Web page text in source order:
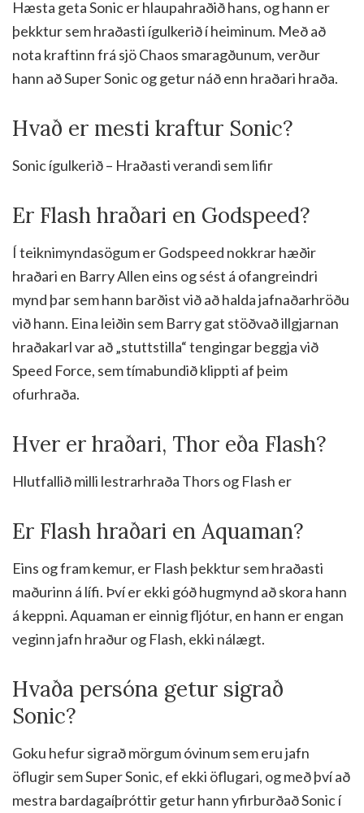
Hæsta geta Sonic er hlaupahraðið hans, og hann er
þekktur sem hraðasti ígulkerið í heiminum. Með að
nota kraftinn frá sjö Chaos smaragðunum, verður
hann að Super Sonic og getur náð enn hraðari hraða.
Hvað er mesti kraftur Sonic?
Sonic ígulkerið – Hraðasti verandi sem lifir
Er Flash hraðari en Godspeed?
Í teiknimyndasögum er Godspeed nokkrar hæðir
hraðari en Barry Allen eins og sést á ofangreindri
mynd þar sem hann barðist við að halda jafnaðarhröðu
við hann. Eina leiðin sem Barry gat stöðvað illgjarnan
hraðakarl var að „stuttstilla“ tengingar beggja við
Speed Force, sem tímabundið klippti af þeim
ofurhraða.
Hver er hraðari, Thor eða Flash?
Hlutfallið milli lestrarhraða Thors og Flash er
Er Flash hraðari en Aquaman?
Eins og fram kemur, er Flash þekktur sem hraðasti
maðurinn á lífi. Því er ekki góð hugmynd að skora hann
á keppni. Aquaman er einnig fljótur, en hann er engan
veginn jafn hraður og Flash, ekki nálægt.
Hvaða persóna getur sigrað
Sonic?
Goku hefur sigrað mörgum óvinum sem eru jafn
öflugir sem Super Sonic, ef ekki öflugari, og með því að
mestra bardagaíþróttir getur hann yfirburðað Sonic í